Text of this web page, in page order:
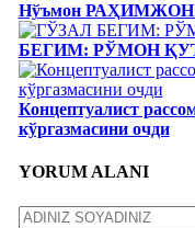
Нўъмон
БЕГИМ: РЎМОН
Концептуалист
кўргазмасини очди
YORUM ALANI